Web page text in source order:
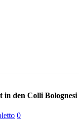
in den Colli Bolognesi
0